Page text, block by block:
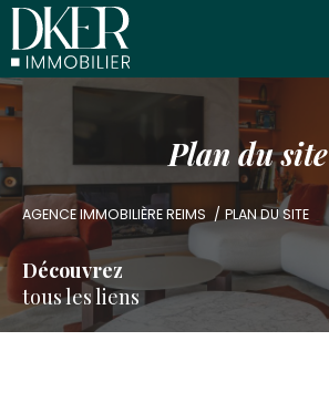
Plan dusite
AGENCE IMMOBILIÈRE REIMS PLAN DU SITE
Découvrez
tous les liens